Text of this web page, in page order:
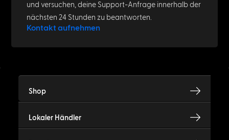
und versuchen, deine Support-Anfrage innerhalb der
nächsten 24 Stunden zu beantworten.
Kontakt aufnehmen
Shop
Lokaler Händler